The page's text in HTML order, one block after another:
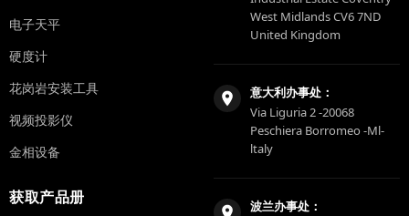
电子天平
硬度计
花岗岩安装工具
视频投影仪
金相设备
获取产品册
West Midlands CV6 7ND
United Kingdom
意大利办事处：
Via Liguria 2 -20068
Peschiera Borromeo -Ml-
ltaly
波兰办事处：